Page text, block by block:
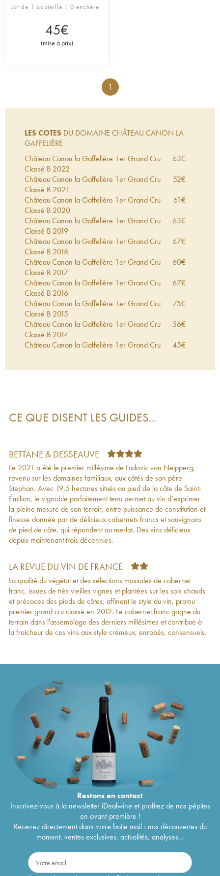
Lot de 1 bouteille | 0 enchère
45€
(mise à prix)
1
LES COTES DU DOMAINE CHÂTEAU CANON LA
GAFFELIÈRE
Château Canon la Gaffelière 1er Grand Cru
Classé B 2022
63€
Château Canon la Gaffelière 1er Grand Cru
Classé B 2021
52€
Château Canon la Gaffelière 1er Grand Cru
Classé B 2020
61€
Château Canon la Gaffelière 1er Grand Cru
Classé B 2019
63€
Château Canon la Gaffelière 1er Grand Cru
Classé B 2018
67€
Château Canon la Gaffelière 1er Grand Cru
Classé B 2017
60€
Château Canon la Gaffelière 1er Grand Cru
Classé B 2016
67€
Château Canon la Gaffelière 1er Grand Cru
Classé B 2015
75€
Château Canon la Gaffelière 1er Grand Cru
Classé B 2014
56€
Château Canon la Gaffelière 1er Grand Cru
45€
Classé B 2010
Château Canon la Gaffelière 1er Grand Cru
Classé B 2008
Château Canon la Gaffelière 1er Grand Cru
Classé B 2007
56€
Château Canon la Gaffelière 1er Grand Cru
Classé B2006
54€
Château Canon la Gaffelière 1er Grand Cru
Classé B2005
113€
Château Canon la Gaffelière 1er Grand Cru
Classé B 2004
62€
Classé B 2003
Château Canon la Gaffelière 1er Grand Cru
Classé B2002
Château Canon la Gaffelière 1er Grand Cru
Classé B2001
72€
Château Canon la Gaffelière 1er Grand Cru
Classé B2000
103€
Château Canon la Gaffelière 1er Grand Cru
63€
Classé B1998
Classé B1997
Château Canon la Gaffelière 1er Grand Cru
1996
Château Canon la Gaffelière 1er Grand Cru
Classé B1995
69
Château Canon la Gaffelière 1er Grand Cru
Classé B
42
Château Canon la Gaffelière 1er Grand Cru
Château Canon la Gaffelière 1er Grand Cru
Classé B1992
Château Canon la Gaffelière 1er Grand Cru
Classé B1990
106
Château Canon la Gaffelière 1er Grand Cru
Classé B1989
Château Canon la Gaffelière 1er Grand Cru
Classé B1988
49€
Château Canon la Gaffelière 1er Grand Cru
Classé B1987
CE QUE DISENT LES GUIDES...
BETTANE & DESSEAUVE
Le 2021 a été le premier millésime de Ludovic von Neipperg,
revenu sur les domaines familiaux, aux côtés de son père
Stephan. Avec 19,5 hectares situés au pied de la côte de Saint-
Émilion, le vignoble parfaitement tenu permet au vin d’exprimer
la pleine mesure de son terroir, entre puissance de constitution et
finesse donnée par de délicieux cabernets francs et sauvignons
de pied de côte, qui répondent au merlot. Des vins délicieux
depuis maintenant trois décennies.
LA REVUE DU VIN DE FRANCE
La qualité du végétal et des sélections massales de cabernet
franc, issues de très vieilles vignes et plantées sur les sols chauds
et précoces des pieds de côtes, affinent le style du vin, promu
premier grand cru classé en 2012. Le cabernet franc gagne du
terrain dans l'assemblage des derniers millésimes et contribue à
la fraîcheur de ces vins aux style crémeux, enrobés, consensuels.
Restons encontact
Inscrivez-vous à la newsletter iDealwine et profitez de nos pépites
en avant-première !
Recevez directement dans votre boîte mail : nos découvertes du
moment, ventes exclusives, actualités, analyses...